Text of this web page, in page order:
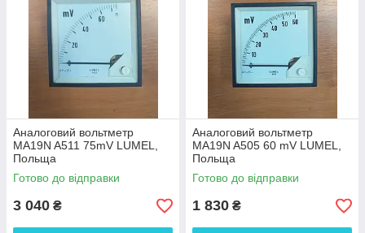
Аналоговий вольтметр
МА19N A511 75mV LUMEL,
Польща
Готово до відправки
3 040 ₴
Аналоговий вольтметр
MA19N A505 60 mV LUMEL,
Польща
Готово до відправки
1 830 ₴